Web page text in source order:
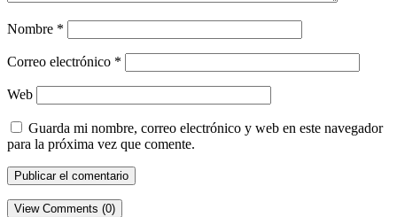
Nombre *
Correo electrónico *
Web
Guarda mi nombre, correo electrónico y web en este navegador
para la próxima vez que comente.
View Comments (0)